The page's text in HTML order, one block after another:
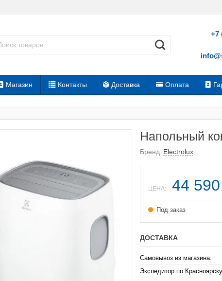
+7
Магазин Контакты Доставка Оплата
Напольный
Бренд Electrolux
ЦЕНА: 44 590
Под заказ
ДОСТАВКА
Самовывоз из магазина:
Экспедитор по